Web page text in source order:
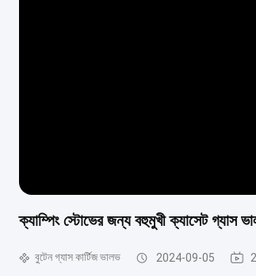
ক্যাম্পিং স্টোভের জন্য বহুমুখী ক্যাসেট গ্যাস
বুটেন গ্যাস কার্টিজ ভালভ 2024-09-05